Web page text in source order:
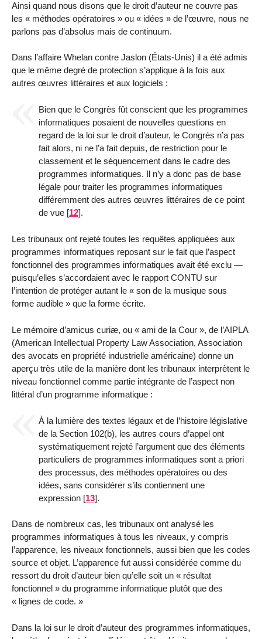
Ainsi quand nous disons que le droit d’auteur ne couvre pas
les « méthodes opératoires » ou « idées » de l’œuvre, nous ne
parlons pas d’absolus mais de continuum.
Dans l’affaire Whelan contre Jaslon (États-Unis) il a été admis
que le même degré de protection s’applique à la fois aux
autres œuvres littéraires et aux logiciels :
Bien que le Congrès fût conscient que les programmes
informatiques posaient de nouvelles questions en
regard de la loi sur le droit d’auteur, le Congrès n’a pas
fait alors, ni ne l’a fait depuis, de restriction pour le
classement et le séquencement dans le cadre des
programmes informatiques. Il n’y a donc pas de base
légale pour traiter les programmes informatiques
différemment des autres œuvres littéraires de ce point
de vue[12].
Les tribunaux ont rejeté toutes les requêtes appliquées aux
programmes informatiques reposant sur le fait que l’aspect
fonctionnel des programmes informatiques avait été exclu —
puisqu’elles s’accordaient avec le rapport CONTU sur
l’intention de protéger autant le « son de la musique sous
forme audible » que la forme écrite.
Le mémoire d’amicus curiæ, ou « ami de la Cour », de l’AIPLA
(American Intellectual Property Law Association, Association
des avocats en propriété industrielle américaine) donne un
aperçu très utile de la manière dont les tribunaux interprètent le
niveau fonctionnel comme partie intégrante de l’aspect non
littéral d’un programme informatique :
À la lumière des textes légaux et de l’histoire législative
de la Section 102(b), les autres cours d’appel ont
systématiquement rejeté l’argument que des éléments
particuliers de programmes informatiques sont a priori
des processus, des méthodes opératoires ou des
idées, sans considérer s’ils contiennent une
expression[13].
Dans de nombreux cas, les tribunaux ont analysé les
programmes informatiques à tous les niveaux, y compris
l’apparence, les niveaux fonctionnels, aussi bien que les codes
source et objet. L’apparence fut aussi considérée comme du
ressort du droit d’auteur bien qu’elle soit un « résultat
fonctionnel » du programme informatique plutôt que des
« lignes de code. »
Dans la loi sur le droit d’auteur des programmes informatiques,